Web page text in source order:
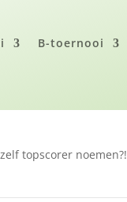
B-toernooi
topscorer noemen?!